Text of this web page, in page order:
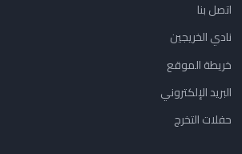
اتصل بنا
نادي الخريجين
خريطة الموقع
البريد الإلكتروني
حفلات التخرج